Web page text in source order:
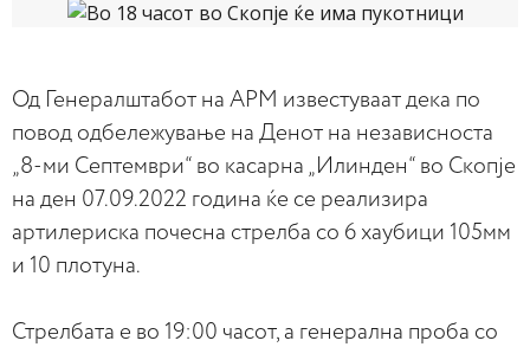
Од Генералштабот на АРМ известуваат дека по
повод одбележување на Денот на независноста
„8-ми Септември“ во касарна „Илинден“ во Скопје
на ден 07.09.2022 година ќе се реализира
артилериска почесна стрелба со 6 хаубици 105мм
и 10 плотуна.
Стрелбата е во 19:00 часот, а генерална проба со